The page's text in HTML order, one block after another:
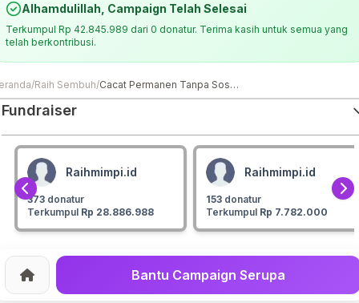
Alhamdulillah, Campaign Telah Selesai
Terkumpul Rp 42.845.989 dari 0 donatur. Terima kasih untuk semua yang
telah berkontribusi.
/Raih Sembuh/ Cacat Permanen Tanpa Sosok Ibu Bantu Dik Haris Dapat Kehidupan Layak
Fundraiser
Raihmimpi.id
373 donatur
Terkumpul Rp 28.886.988
Raihmimpi.id
153 donatur
Terkumpul Rp 7.782.000
Home
Bantu Campaign Serupa